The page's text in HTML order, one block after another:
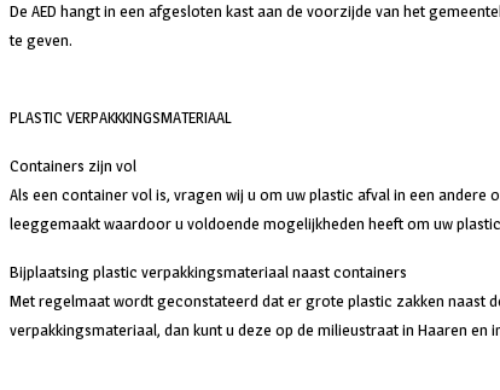
De AED hangt in een afgesloten kast aan de voorzijde van het
te geven.
PLASTIC VERPAKKKINGSMATERIAAL
Containers zijn vol
Als een container vol is, vragen wij u om uw plastic afval in een
leeggemaakt waardoor u voldoende mogelijkheden heeft om uw
Bijplaatsing plastic verpakkingsmateriaal naast containers
Met regelmaat wordt geconstateerd dat er grote plastic zakken naast
verpakkingsmateriaal, dan kunt u deze op de milieustraat in Haaren